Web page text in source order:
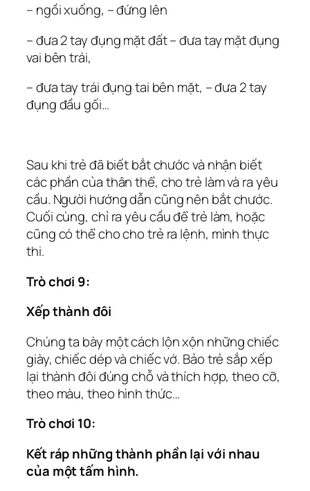
– ngồi xuống, – đứng lên
– đưa 2 tay đụng mặt đất – đưa tay mặt đụng
vai bên trái,
– đưa tay trái đụng tai bên mặt, – đưa 2 tay
đụng đầu gối…
Sau khi trẻ đã biết bắt chước và nhận biết
các phần của thân thể, cho trẻ làm và ra yêu
cầu. Người hướng dẫn cũng nên bắt chước.
Cuối cùng, chỉ ra yêu cầu để trẻ làm, hoặc
cũng có thể cho cho trẻ ra lệnh, mình thực
thi.
Trò chơi 9:
Xếp thành đôi
Chúng ta bày một cách lộn xộn những chiếc
giày, chiếc dép và chiếc vớ. Bảo trẻ sắp xếp
lại thành đôi đúng chỗ và thích hợp, theo cỡ,
theo màu, theo hình thức…
Trò chơi 10:
Kết ráp những thành phần lại với nhau
của một tấm hình.